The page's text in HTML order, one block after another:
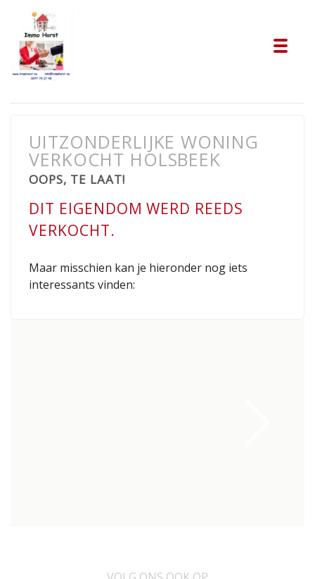
UITZONDERLIJKE WONING
VERKOCHT HOLSBEEK
OOPS, TE LAAT!
DIT EIGENDOM WERD REEDS
VERKOCHT.
Maar misschien kan je hieronder nog iets
interessants vinden: